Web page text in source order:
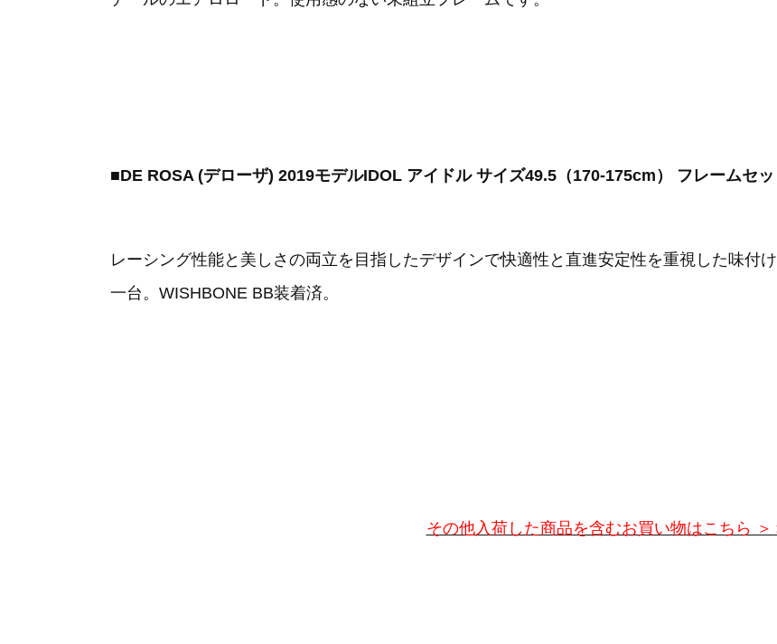
■DE ROSA (デローザ) 2019モデルIDOL アイドル サイズ49.5（170-175cm） フレームセッ
レーシング性能と美しさの両立を目指したデザインで快適性と直進安定性を重視した味付
一台。WISHBONE BB装着済。
その他入荷した商品を含むお買い物はこちら ＞